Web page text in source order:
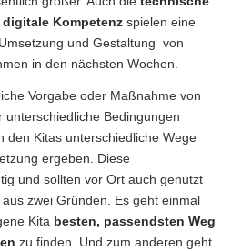
digitale Kompetenzspielen eine
und Gestaltung von
in den nächsten Wochen.
Vorgabe oder Maßnahme von
Bedingungen
den Kitas unterschiedliche Wege
ergeben. Diese
und sollten vor Ort auch genutzt
zwei Gründen. Es geht einmal
Kita besten, passendsten Weg
zu finden. Und zum anderen geht